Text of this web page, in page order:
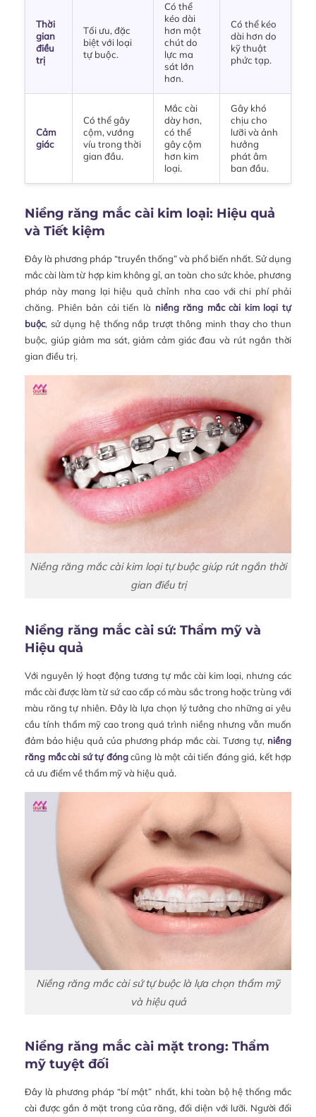
Thời
gian
điều
trị
Tối ưu, đặc
biệt với loại
tự buộc.
Có thể
kéo dài
hơn một
chút do
lực ma
sát lớn
hơn.
Có thể kéo
dài hơn do
kỹ thuật
phức tạp.
Cảm
giác
Có thể gây
cộm, vướng
víu trong thời
gian đầu.
Mắc cài
dày hơn,
có thể
gây cộm
hơn kim
loại.
Gây khó
chịu cho
lưỡi và ảnh
hưởng
phát âm
ban đầu.
Niềng răng mắc cài kim loại: Hiệu quả
và Tiết kiệm
Đây là phương pháp “truyền thống” và phổ biến nhất. Sử dụng
mắc cài làm từ hợp kim không gỉ, an toàn cho sức khỏe, phương
pháp này mang lại hiệu quả chỉnh nha cao với chi phí phải
chăng. Phiên bản cải tiến là niềng răng mắc cài kim loại tự
buộc, sử dụng hệ thống nắp trượt thông minh thay cho thun
buộc, giúp giảm ma sát, giảm cảm giác đau và rút ngắn thời
gian điều trị.
Niềng răng mắc cài kim loại tự buộc giúp rút ngắn thời
gian điều trị
Niềng răng mắc cài sứ: Thẩm mỹ và
Hiệu quả
Với nguyên lý hoạt động tương tự mắc cài kim loại, nhưng các
mắc cài được làm từ sứ cao cấp có màu sắc trong hoặc trùng với
màu răng tự nhiên. Đây là lựa chọn lý tưởng cho những ai yêu
cầu tính thẩm mỹ cao trong quá trình niềng nhưng vẫn muốn
đảm bảo hiệu quả của phương pháp mắc cài. Tương tự, niềng
răng mắc cài sứ tự đóngcũng là một cải tiến đáng giá, kết hợp
cả ưu điểm về thẩm mỹ và hiệu quả.
Niềng răng mắc cài sứ tự buộc là lựa chọn thẩm mỹ
và hiệu quả
Niềng răng mắc cài mặt trong: Thẩm
mỹ tuyệt đối
Đây là phương pháp “bí mật” nhất, khi toàn bộ hệ thống mắc
cài được gắn ở mặt trong của răng, đối diện với lưỡi. Người đối